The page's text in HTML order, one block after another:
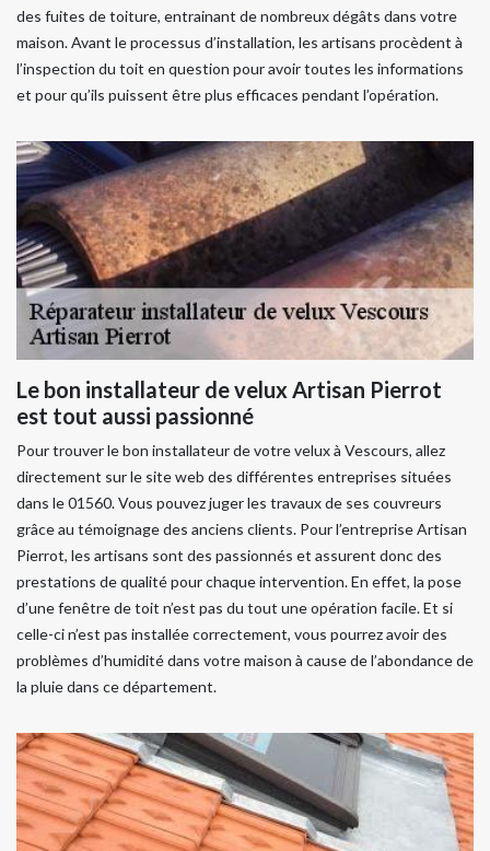
des fuites de toiture, entrainant de nombreux dégâts dans votre
maison. Avant le processus d’installation, les artisans procèdent à
l’inspection du toit en question pour avoir toutes les informations
et pour qu’ils puissent être plus efficaces pendant l’opération.
Le bon installateur de velux Artisan Pierrot
est tout aussi passionné
Pour trouver le bon installateur de votre velux à Vescours, allez
directement sur le site web des différentes entreprises situées
dans le 01560. Vous pouvez juger les travaux de ses couvreurs
grâce au témoignage des anciens clients. Pour l’entreprise Artisan
Pierrot, les artisans sont des passionnés et assurent donc des
prestations de qualité pour chaque intervention. En effet, la pose
d’une fenêtre de toit n’est pas du tout une opération facile. Et si
celle-ci n’est pas installée correctement, vous pourrez avoir des
problèmes d’humidité dans votre maison à cause de l’abondance de
la pluie dans ce département.